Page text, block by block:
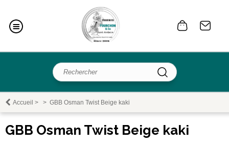
Accueil > > GBB Osman Twist Beige kaki
GBB Osman Twist Beige kaki